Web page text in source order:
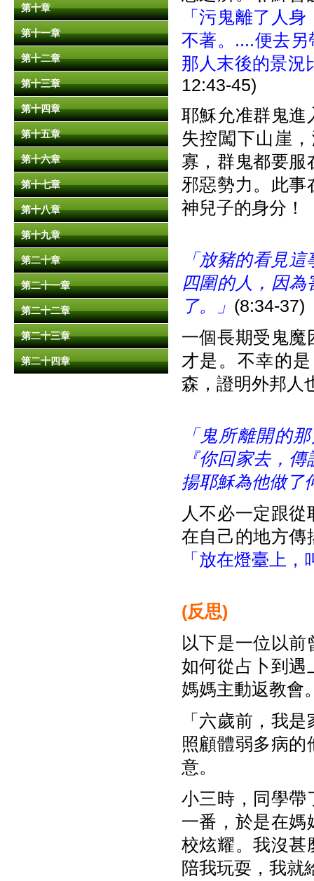
第十章
第十一章
第十二章
第十三章
第十四章
第十五章
第十六章
第十七章
第十八章
第十九章
第二十章
第二十一章
第二十二章
第二十三章
第二十四章
「污鬼離了人
不著。....便去
那人末後的景況
12:43-45)
耶穌允准群鬼進
失控闖下山崖
寡，群鬼都要服
邪惡勢力。此事
神兒子的身分！
「放豬的看見
四圍的人，因
了。」 (8:34-37)
一個長期受鬼魔
才是。不幸的
森，證明外邦人
「鬼所離開的
『你回家去，
揚耶穌為他做了
人不必一定跟
在自己的地方傳
「放在燈臺上
(反思)
以下是一位以
如何從占卜到遇
媽媽主動返教會
「六歲前，我
照顧體弱多病
意。
小三時，同學帶
一番，於是在媽
校炫耀。我沒甚
陪我玩耍，我就